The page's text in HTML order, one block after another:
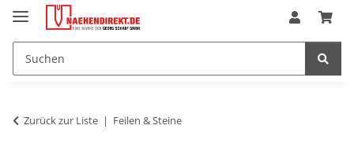
Zurück zur Liste Feilen & Steine